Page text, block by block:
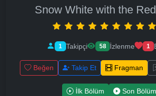
Snow White with the
1 Takipçi 58 İzlenme 1
Beğen Takip Et Fragman
İlk Bölüm Son Bölüm